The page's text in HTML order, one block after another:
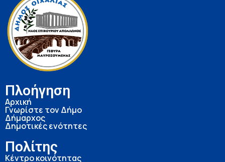
Πλοήγηση
Αρχική
Γνωρίστε τον Δήμο
Δήμαρχος
Δημοτικές ενότητες
Πολίτης
Κέντρο κοινότητας